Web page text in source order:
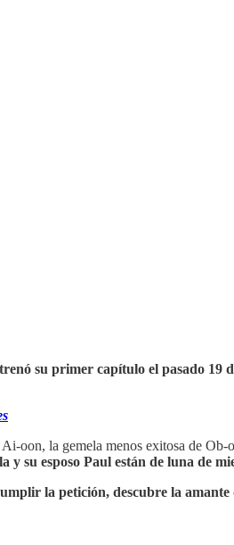
su primer capítulo el pasado 19
oon, la gemela menos exitosa de
y su esposo Paul están de luna de
la petición, descubre la